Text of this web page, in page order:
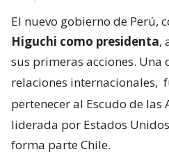
El nuevo gobierno de Perú,
Higuchi como presidenta,
sus primeras acciones. Una
relaciones internacionales,
pertenecer al Escudo de las
liderada por Estados
forma parte Chile.